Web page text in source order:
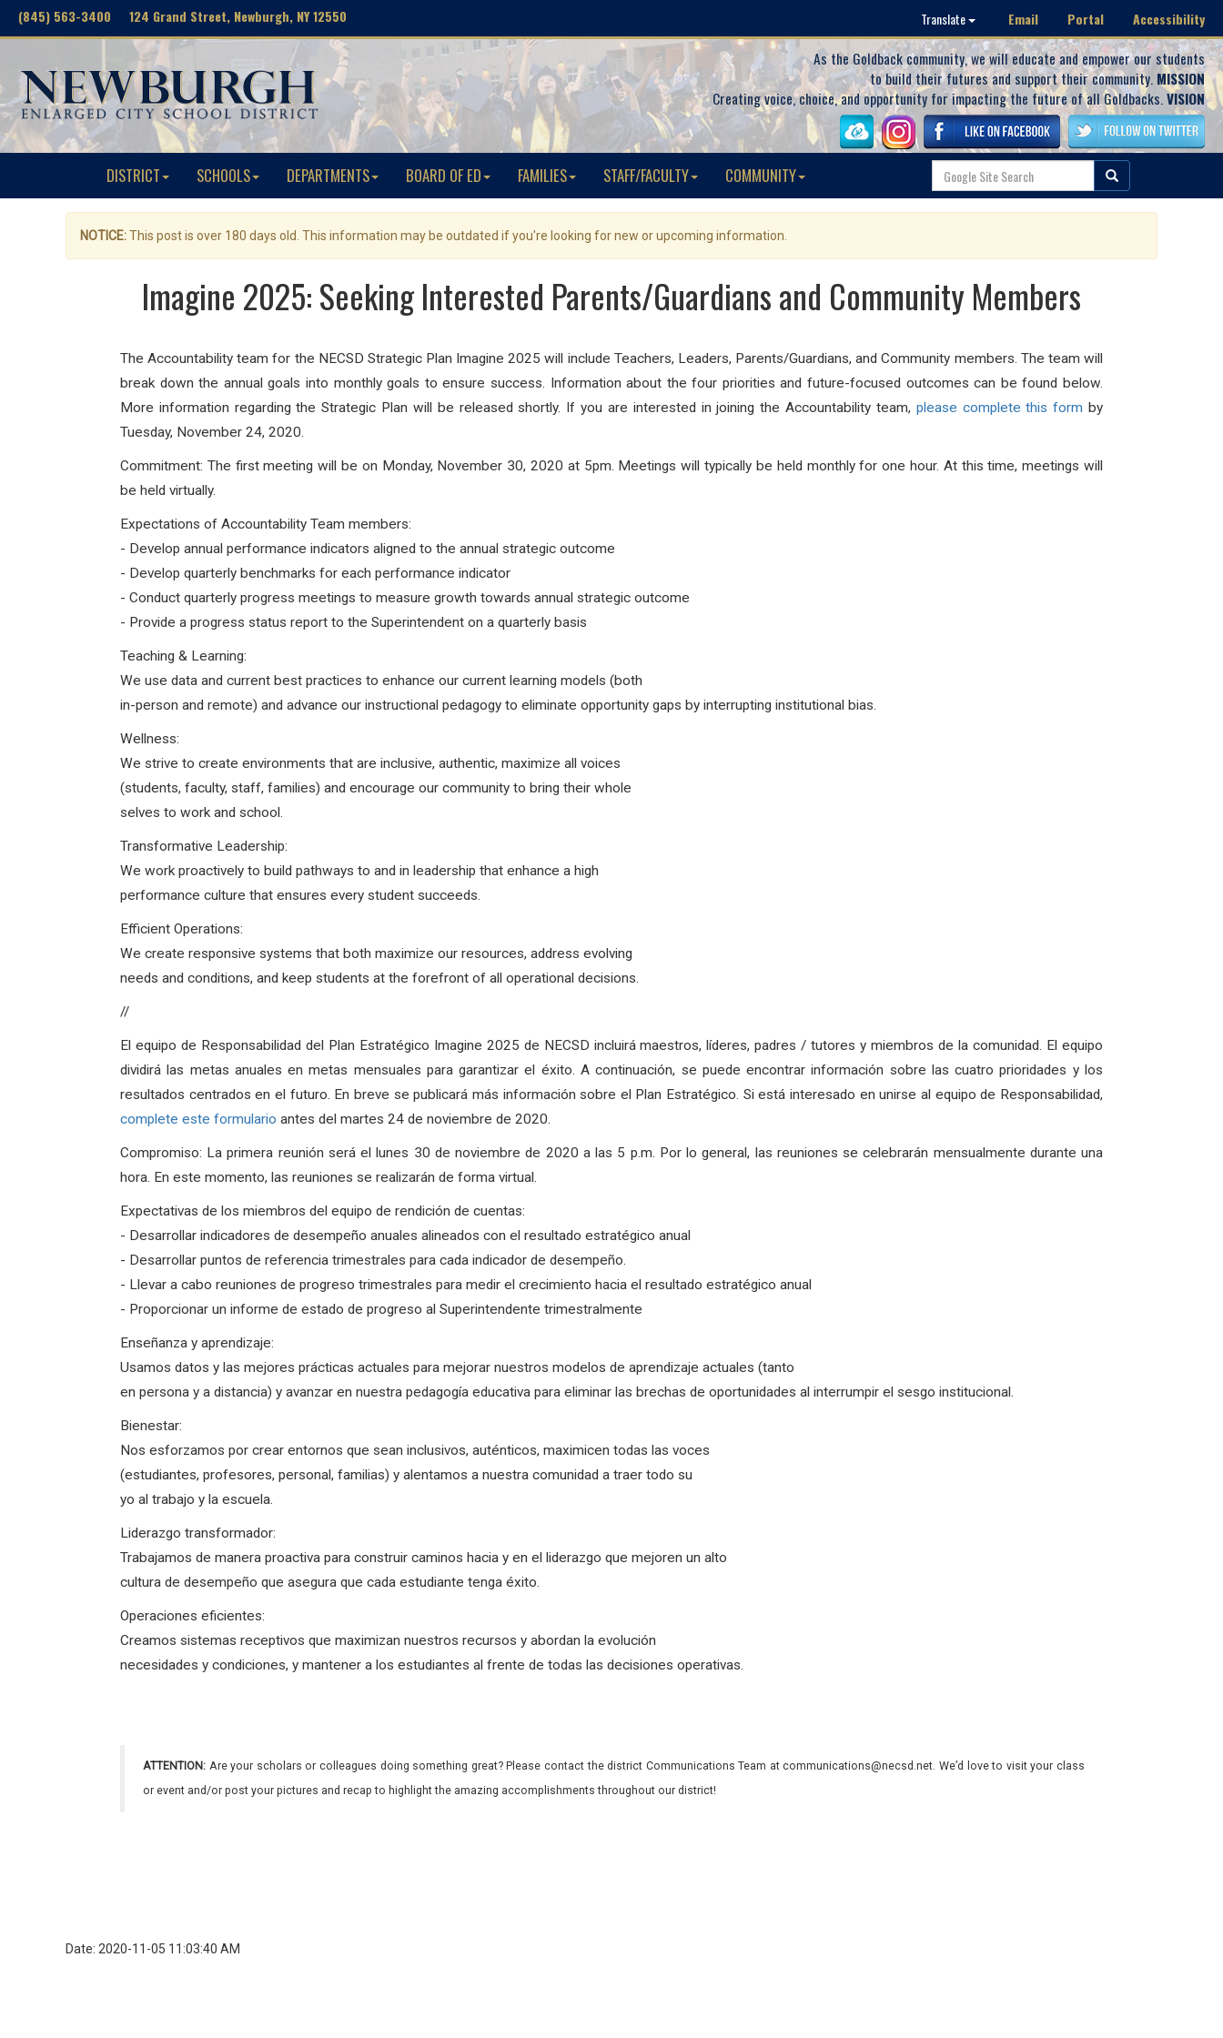
(845) 563-3400 124 Grand Street, Newburgh, NY 12550 Translate Email Portal Accessibility
As the Goldback community, we will educate and empower our students
to build their futures and support their community. MISSION
Creating voice, choice, and opportunity for impacting the future of all Goldbacks.VISION
DISTRICT SCHOOLS DEPARTMENTS BOARD OF ED FAMILIES STAFF/FACULTY COMMUNITY
NOTICE:This post is over 180 days old. This information may be outdated if you're looking for new or upcoming information.
Imagine 2025: Seeking Interested Parents/Guardians and Community Members
The Accountability team for the NECSD Strategic Plan Imagine 2025 will include Teachers, Leaders, Parents/Guardians, and Community members. The team will
break down the annual goals into monthly goals to ensure success. Information about the four priorities and future-focused outcomes can be found below.
More information regarding the Strategic Plan will be released shortly. If you are interested in joining the Accountability team, please complete this form by
Tuesday, November 24, 2020.
Commitment: The first meeting will be on Monday, November 30, 2020 at 5pm. Meetings will typically be held monthly for one hour. At this time, meetings will
be held virtually.
Expectations of Accountability Team members:
- Develop annual performance indicators aligned to the annual strategic outcome
- Develop quarterly benchmarks for each performance indicator
- Conduct quarterly progress meetings to measure growth towards annual strategic outcome
- Provide a progress status report to the Superintendent on a quarterly basis
Teaching & Learning:
We use data and current best practices to enhance our current learning models (both
in-person and remote) and advance our instructional pedagogy to eliminate opportunity gaps by interrupting institutional bias.
Wellness:
We strive to create environments that are inclusive, authentic, maximize all voices
(students, faculty, staff, families) and encourage our community to bring their whole
selves to work and school.
Transformative Leadership:
We work proactively to build pathways to and in leadership that enhance a high
performance culture that ensures every student succeeds.
Efficient Operations:
We create responsive systems that both maximize our resources, address evolving
needs and conditions, and keep students at the forefront of all operational decisions.
//
El equipo de Responsabilidad del Plan Estratégico Imagine 2025 de NECSD incluirá maestros, líderes, padres / tutores y miembros de la comunidad. El equipo
dividirá las metas anuales en metas mensuales para garantizar el éxito. A continuación, se puede encontrar información sobre las cuatro prioridades y los
resultados centrados en el futuro. En breve se publicará más información sobre el Plan Estratégico. Si está interesado en unirse al equipo de Responsabilidad,
complete este formulario antes del martes 24 de noviembre de 2020.
Compromiso: La primera reunión será el lunes 30 de noviembre de 2020 a las 5 p.m. Por lo general, las reuniones se celebrarán mensualmente durante una
hora. En este momento, las reuniones se realizarán de forma virtual.
Expectativas de los miembros del equipo de rendición de cuentas:
- Desarrollar indicadores de desempeño anuales alineados con el resultado estratégico anual
- Desarrollar puntos de referencia trimestrales para cada indicador de desempeño.
- Llevar a cabo reuniones de progreso trimestrales para medir el crecimiento hacia el resultado estratégico anual
- Proporcionar un informe de estado de progreso al Superintendente trimestralmente
Enseñanza y aprendizaje:
Usamos datos y las mejores prácticas actuales para mejorar nuestros modelos de aprendizaje actuales (tanto
en persona y a distancia) y avanzar en nuestra pedagogía educativa para eliminar las brechas de oportunidades al interrumpir el sesgo institucional.
Bienestar:
Nos esforzamos por crear entornos que sean inclusivos, auténticos, maximicen todas las voces
(estudiantes, profesores, personal, familias) y alentamos a nuestra comunidad a traer todo su
yo al trabajo y la escuela.
Liderazgo transformador:
Trabajamos de manera proactiva para construir caminos hacia y en el liderazgo que mejoren un alto
cultura de desempeño que asegura que cada estudiante tenga éxito.
Operaciones eficientes:
Creamos sistemas receptivos que maximizan nuestros recursos y abordan la evolución
necesidades y condiciones, y mantener a los estudiantes al frente de todas las decisiones operativas.
ATTENTION: Are your scholars or colleagues doing something great? Please contact the district Communications Team at communications@necsd.net. We’d love to visit your class
or event and/or post your pictures and recap to highlight the amazing accomplishments throughout our district!
Date: 2020-11-05 11:03:40 AM